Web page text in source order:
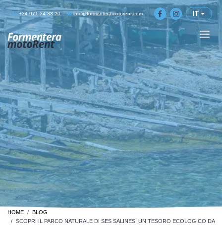
+34 971 34 33 20 info@formenteramotorent.com IT
HOME
BLOG
SCOPRI IL PARCO NATURALE DI SES SALINES: UN TESORO ECOLOGICO DA